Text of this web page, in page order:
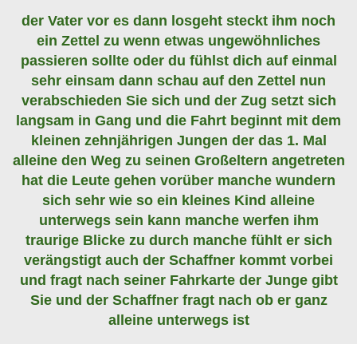
der Vater vor es dann losgeht steckt ihm noch
ein Zettel zu wenn etwas ungewöhnliches
passieren sollte oder du fühlst dich auf einmal
sehr einsam dann schau auf den Zettel nun
verabschieden Sie sich und der Zug setzt sich
langsam in Gang und die Fahrt beginnt mit dem
kleinen zehnjährigen Jungen der das 1. Mal
alleine den Weg zu seinen Großeltern angetreten
hat die Leute gehen vorüber manche wundern
sich sehr wie so ein kleines Kind alleine
unterwegs sein kann manche werfen ihm
traurige Blicke zu durch manche fühlt er sich
verängstigt auch der Schaffner kommt vorbei
und fragt nach seiner Fahrkarte der Junge gibt
Sie und der Schaffner fragt nach ob er ganz
alleine unterwegs ist